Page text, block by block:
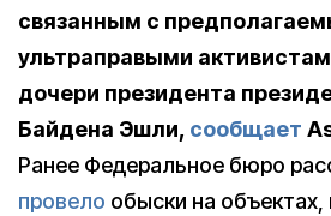
связанным с
ультраправыми
дочери президента
Байдена Эшли, сообщает
Ранее Федеральное бюро
провело обыски на